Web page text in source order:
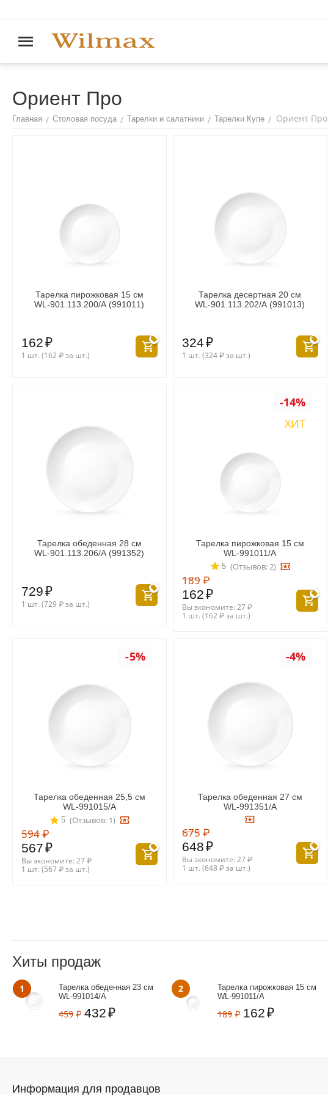
Ориент Про
Главная / Столовая посуда / Тарелки и салатники / Тарелки Купе / Ориент Про
Тарелка пирожковая 15 см
WL‑901.113.200/A (991011)
162₽
1 шт. (162 ₽за шт.)
Тарелка десертная 20 см
WL‑901.113.202/A (991013)
324₽
1 шт. (324₽за шт.)
Тарелка обеденная 28 см
WL‑901.113.206/A (991352)
729₽
1 шт. (729 ₽за шт.)
-14%
ХИТ
Тарелка пирожковая 15 см
WL‑991011/A
(Отзывов: 2)
5
189₽
162₽
Вы экономите: 27₽
1 шт. (162 ₽за шт.)
-5%
Тарелка обеденная 25,5 см
WL‑991015/A
(Отзывов: 1)
5
594₽
567₽
Вы экономите: 27₽
1 шт. (567₽за шт.)
-4%
Тарелка обеденная 27 см
WL‑991351/A
675₽
648₽
Вы экономите: 27₽
1 шт. (648 ₽за шт.)
Хиты продаж
1
Тарелка обеденная 23 см
WL‑991014/A
459 ₽ 432₽
2
Тарелка пирожковая 15 см
WL‑991011/A
189 ₽ 162₽
Информация для продавцов